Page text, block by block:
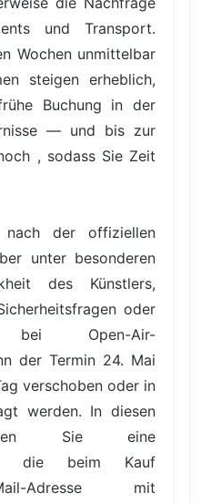
und Transport.
Wochen unmittelbar
steigen erheblich,
Buchung in der
— und bis zur
, sodass Sie Zeit
nach der offiziellen
unter besonderen
des Künstlers,
oder
bei Open-Air-
der Termin 24. Mai
verschoben oder in
werden. In diesen
Sie eine
die beim Kauf
Adresse mit